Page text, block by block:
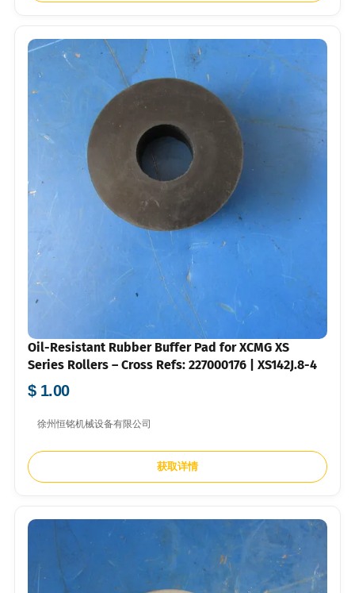
Oil-Resistant Rubber Buffer Pad for XCMG XS
Series Rollers – Cross Refs: 227000176 | XS142J.8-4
$ 1.00
徐州恒铭机械设备有限公司
获取详情